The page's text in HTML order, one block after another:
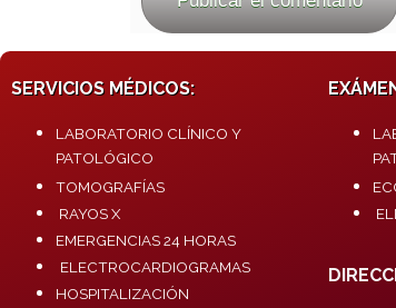
SERVICIOS MÉDICOS:
LABORATORIO CLÍNICO Y
PATOLÓGICO
TOMOGRAFÍAS
RAYOS X
EMERGENCIAS 24 HORAS
ELECTROCARDIOGRAMAS
HOSPITALIZACIÓN